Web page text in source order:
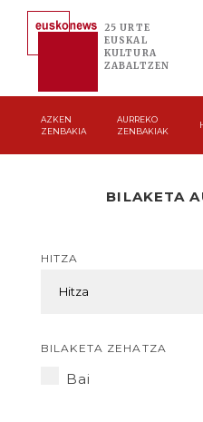
25 URTE
EUSKAL
KULTURA
ZABALTZEN
AZKEN
ZENBAKIA
AURREKO
ZENBAKIAK
BILAKETA
HITZA
BILAKETA ZEHATZA
Bai